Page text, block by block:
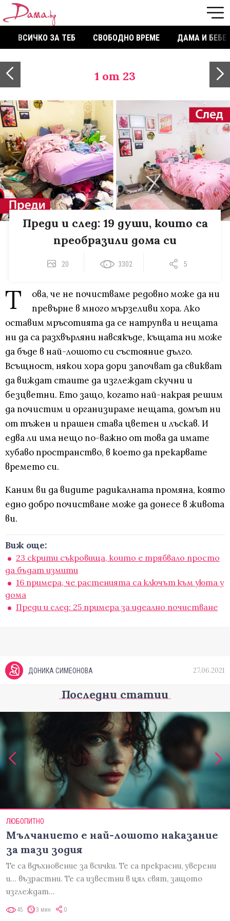
ВСИЧКО ЗА ТЕБ СВОБОДНО ВРЕМЕ ДАМА И БЕБЕ
1 от 23
Преди и след: 19 души, които са
преобразили дома си
20 3302 5
Т
ова, че не почистваме редовно може да ни
превърне в много мързеливи хора. Ако
оставим мръсотията да се натрупва и нещата
ни да са разхвърляни навсякъде, къщата ни може
да бъде в най-лошото си състояние дълго.
Всъщност, някои хора дори започват да свикват
да виждат стаите да изглеждат скучни и
безцветни. Ето защо, когато най-накрая решим
да почистим и организираме нещата, домът ни
от тъжен и прашен става цветен и лъскав. И
едва ли има нещо по-важно от това да имате
хубаво пространство, в което да прекарвате
времето си.
Каним ви да видите радикалната промяна, която
едно добро почистване може да донесе в живота
ви.
Виж още:
23 скрити съкровища, които е трябвало просто
да бъдат измити
16 примера, че растенията са ключът към уюта у
дома
Преди и след: 25 примера за идеално почистване
ДОНИКА СИМЕОНОВА 27.06.2021
Последни статии
ЛЮБОПИТНО
Мълчанието е най-лошото наказание
за тази зодия
Те са вдъхновение за всички. Те са прекрасни, уверени
и... възрастни. Те са известни в цял свят, защото
изглеждат…
45 3 мин 0